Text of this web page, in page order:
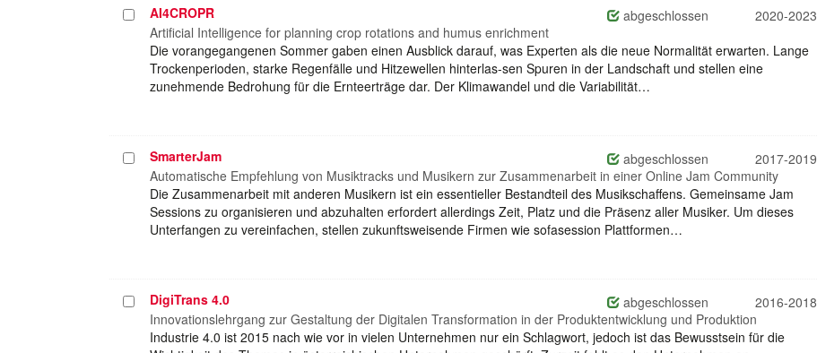
Projekt
auswählen
AI4CROPR abgeschlossen
2020-2023
Artificial Intelligence for planning crop rotations and humus enrichment
Die vorangegangenen Sommer gaben einen Ausblick darauf, was Experten als die neue Normalität erwarten. Lange
Trockenperioden, starke Regenfälle und Hitzewellen hinterlas-sen Spuren in der Landschaft und stellen eine
zunehmende Bedrohung für die Ernteerträge dar. Der Klimawandel und die Variabilität…
Projekt
auswählen
SmarterJam abgeschlossen
2017-2019
Automatische Empfehlung von Musiktracks und Musikern zur Zusammenarbeit in einer Online Jam Community
Die Zusammenarbeit mit anderen Musikern ist ein essentieller Bestandteil des Musikschaffens. Gemeinsame Jam
Sessions zu organisieren und abzuhalten erfordert allerdings Zeit, Platz und die Präsenz aller Musiker. Um dieses
Unterfangen zu vereinfachen, stellen zukunftsweisende Firmen wie sofasession Plattformen…
Projekt
auswählen
DigiTrans 4.0 abgeschlossen
2016-2018
Innovationslehrgang zur Gestaltung der Digitalen Transformation in der Produktentwicklung und Produktion
Industrie 4.0 ist 2015 nach wie vor in vielen Unternehmen nur ein Schlagwort, jedoch ist das Bewusstsein für die